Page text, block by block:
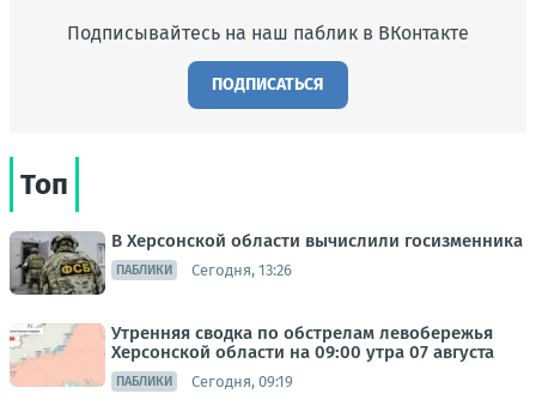
Подписывайтесь на наш паблик в ВКонтакте
ПОДПИСАТЬСЯ
Топ
В Херсонской области вычислили госизменника
ПАБЛИКИ Сегодня, 13:26
Утренняя сводка по обстрелам левобережья
Херсонской области на 09:00 утра 07 августа
ПАБЛИКИ Сегодня, 09:19